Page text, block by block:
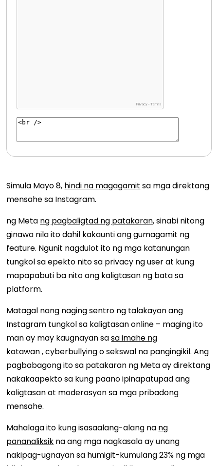
Simula Mayo 8, hindi na magagamit sa mga direktang
mensahe sa Instagram.
ng Meta ng pagbaligtad ng patakaran, sinabi nitong
ginawa nila ito dahil kakaunti ang gumagamit ng
feature. Ngunit nagdulot ito ng mga katanungan
tungkol sa epekto nito sa privacy ng user at kung
mapapabuti ba nito ang kaligtasan ng bata sa
platform.
Matagal nang naging sentro ng talakayan ang
Instagram tungkol sa kaligtasan online – maging ito
man ay may kaugnayan sasa imahe ng
katawan,cyberbullyingo sekswal na pangingikil. Ang
pagbabagong ito sa patakaran ng Meta ay direktang
nakakaapekto sa kung paano ipinapatupad ang
kaligtasan at moderasyon sa mga pribadong
mensahe.
Mahalaga ito kung isasaalang-alang na ng
pananaliksik na ang mga nagkasala ay unang
nakipag-ugnayan sa humigit-kumulang 23% ng mga